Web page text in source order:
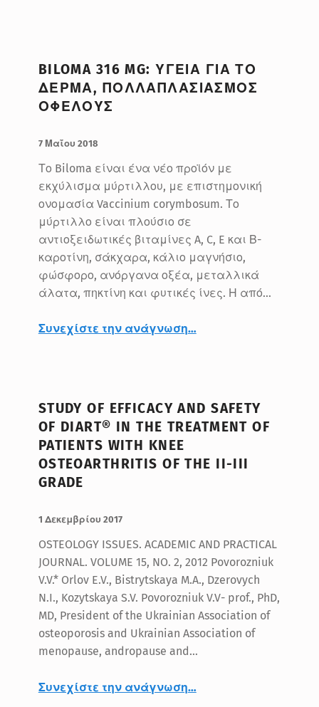
BILOMA 316 MG: ΥΓΕΙΑ ΓΙΑ ΤΟ
ΔΕΡΜΑ, ΠΟΛΛΑΠΛΑΣΙΑΣΜΟΣ
ΟΦΕΛΟΥΣ
7 Μαΐου 2018
Το Biloma είναι ένα νέο προϊόν με
εκχύλισμα μύρτιλλου, με επιστημονική
ονομασία Vaccinium corymbosum. Το
μύρτιλλο είναι πλούσιο σε
αντιοξειδωτικές βιταμίνες A, C, E και Β-
καροτίνη, σάκχαρα, κάλιο μαγνήσιο,
φώσφορο, ανόργανα οξέα, μεταλλικά
άλατα, πηκτίνη και φυτικές ίνες. Η από…
Συνεχίστε την ανάγνωση“Biloma 316 mg: Υγεία για το δέρμα, πολλαπλασιασμός οφέλους”
…
STUDY OF EFFICACY AND SAFETY
OF DIART® IN THE TREATMENT OF
PATIENTS WITH KNEE
OSTEOARTHRITIS OF THE II-III
GRADE
1 Δεκεμβρίου 2017
OSTEOLOGY ISSUES. ACADEMIC AND PRACTICAL
JOURNAL. VOLUME 15, NO. 2, 2012 Povorozniuk
V.V.* Orlov E.V., Bistrytskaya M.A., Dzerovych
N.I., Kozytskaya S.V. Povorozniuk V.V- prof., PhD,
MD, President of the Ukrainian Association of
osteoporosis and Ukrainian Association of
menopause, andropause and…
Συνεχίστε την ανάγνωση“STUDY OF EFFICACY AND SAFETY OF DIART® IN THE TREATMENT OF PATIENTS WITH KNEE OSTEOARTHRITIS OF THE II-III GRADE”
…